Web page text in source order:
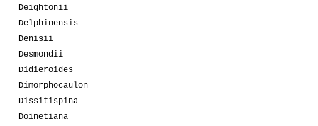
Deightonii
Delphinensis
Denisii
Desmondii
Didieroides
Dimorphocaulon
Dissitispina
Doinetiana